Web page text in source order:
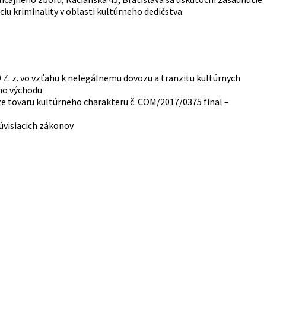
kriminality v oblasti kultúrneho dedičstva.
z. vo vzťahu k nelegálnemu dovozu a tranzitu kultúrnych
východu
tovaru kultúrneho charakteru č. COM/2017/0375 final –
zákonov